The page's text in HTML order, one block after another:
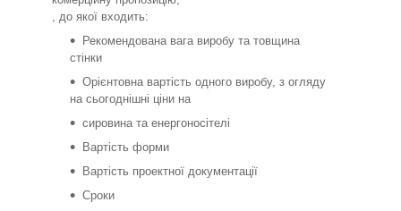
, до якої входить:
Рекомендована вага виробу та товщина
стінки
Орієнтовна вартість одного виробу, з огляду
на сьогоднішні ціни на
сировина та енергоносітелі
Вартість форми
Вартість проектної документації
Сроки